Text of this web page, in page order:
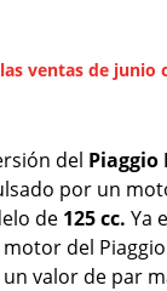
ventas de junio
del Piaggio
por un
de 125 cc. Ya
motor del
un valor de par